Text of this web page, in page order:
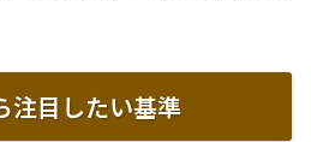
注目したい基準